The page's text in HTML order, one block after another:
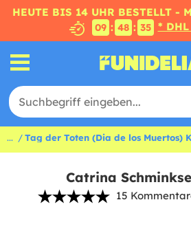
HEUTE BIS 14 UHR BESTELLT -
09 : 48 : 34 * DHL
... Tag der Toten (Dia de los Muertos)
Catrina
15